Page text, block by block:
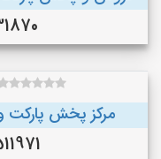
مرکز پخش پارکت